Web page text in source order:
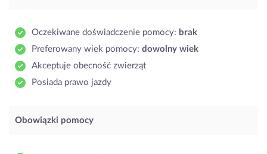
Oczekiwane doświadczenie pomocy: brak
Preferowany wiek pomocy: dowolny wiek
Akceptuje obecność zwierząt
Posiada prawo jazdy
Obowiązki pomocy